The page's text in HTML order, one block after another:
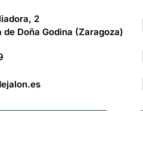
2
de Doña Godina (Zaragoza)